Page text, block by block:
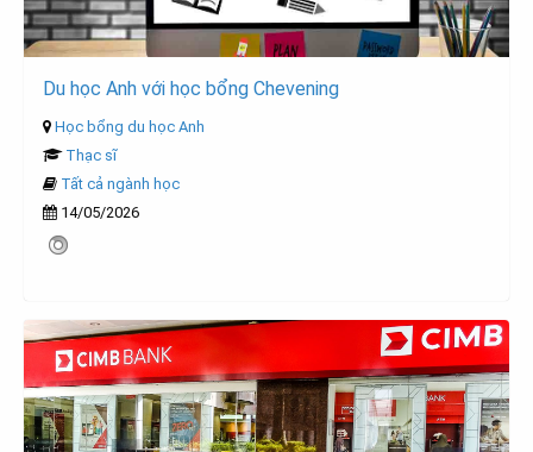
Du học Anh với học bổng Chevening
Học bổng du học Anh
Thạc sĩ
Tất cả ngành học
14/05/2026